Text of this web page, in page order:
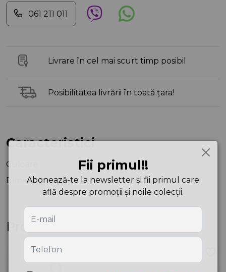
061 211 011
Livrare în cel mai scurt timp posibil
Posibilitatea livrării în toată țara!
Caracteristici
Culoare
Black
Dimensiuni
0X6X15 cm
Produse asemănătoare
Fii primul!!
Abonează-te la newsletter și fii primul care
află despre promoții și noile colecții.